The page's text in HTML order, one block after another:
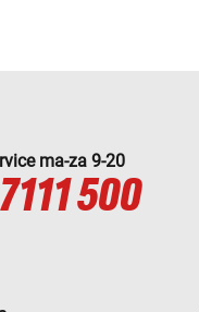
ma-za 9-20
500